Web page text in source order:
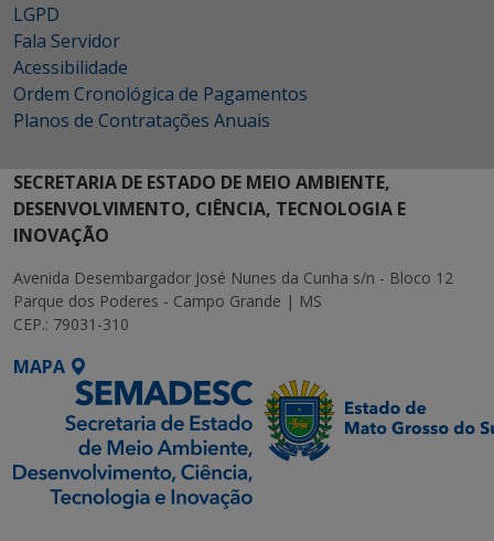
LGPD
Fala Servidor
Acessibilidade
Ordem Cronológica de Pagamentos
Planos de Contratações Anuais
SECRETARIA DE ESTADO DE MEIO AMBIENTE,
DESENVOLVIMENTO, CIÊNCIA, TECNOLOGIA E
INOVAÇÃO
Avenida Desembargador José Nunes da Cunha s/n - Bloco 12
Parque dos Poderes - Campo Grande | MS
CEP.: 79031-310
MAPA